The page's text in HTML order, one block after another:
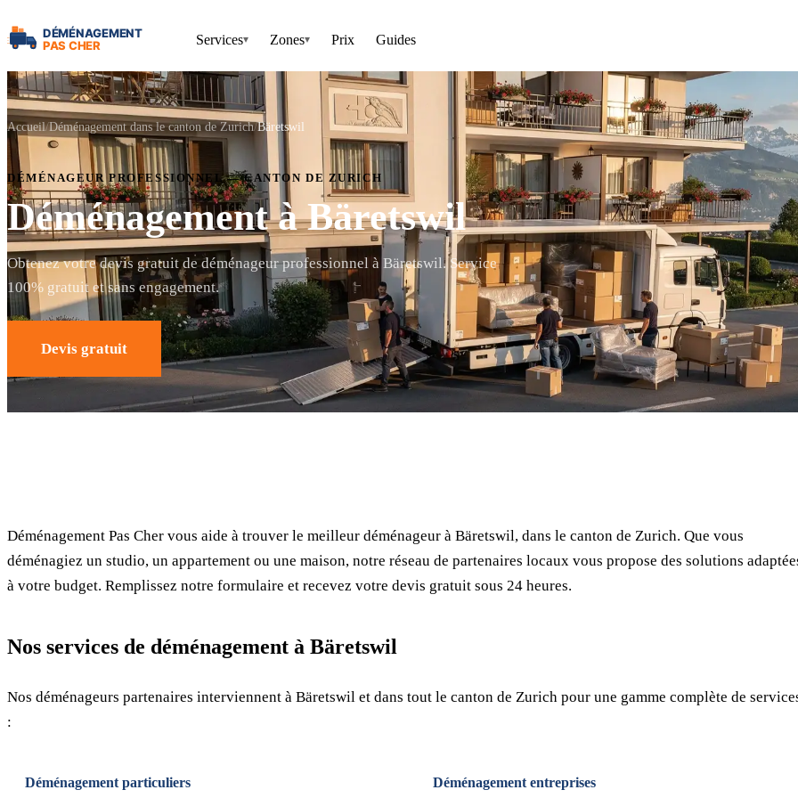
Services▾ Zones▾ Prix Guides
Accueil Déménagement dans le canton de Zurich Bäretswil
DÉMÉNAGEUR PROFESSIONNEL — CANTON DE ZURICH
Déménagement à Bäretswil
Obtenez votre devis gratuit de déménageur professionnel à Bäretswil. Service
100% gratuit et sans engagement.
Devis gratuit
Déménagement Pas Cher vous aide à trouver le meilleur déménageur à Bäretswil, dans le canton de Zurich. Que vous
déménagiez un studio, un appartement ou une maison, notre réseau de partenaires locaux vous propose des solutions
à votre budget. Remplissez notre formulaire et recevez votre devis gratuit sous 24 heures.
Nos services de déménagement à Bäretswil
Nos déménageurs partenaires interviennent à Bäretswil et dans tout le canton de Zurich pour une gamme complète de
:
Déménagement particuliers Déménagement entreprises